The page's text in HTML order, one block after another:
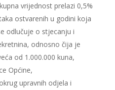
vrijednost prelazi 0,5%
ostvarenih u godini koja
odlučuje o stjecanju i
odnosno čija je
od 1.000.000 kuna,
Općine,
upravnih odjela i